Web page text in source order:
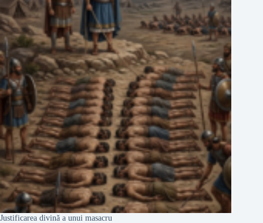
Justificarea divină a unui masacru